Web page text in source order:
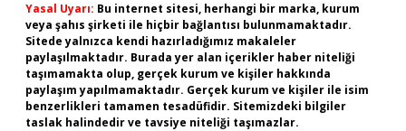
Yasal Uyarı: Bu internet sitesi, herhangi bir marka, kurum
veya şahıs şirketi ile hiçbir bağlantısı bulunmamaktadır.
Sitede yalnızca kendi hazırladığımız makaleler
paylaşılmaktadır. Burada yer alan içerikler haber niteliği
taşımamakta olup, gerçek kurum ve kişiler hakkında
paylaşım yapılmamaktadır. Gerçek kurum ve kişiler ile isim
benzerlikleri tamamen tesadüfidir. Sitemizdeki bilgiler
taslak halindedir ve tavsiye niteliği taşımazlar.